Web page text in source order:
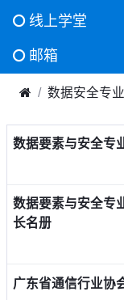
线上学堂
邮箱
数据安全专
数据要素与安全专
数据要素与安全专
长名册
广东省通信行业协